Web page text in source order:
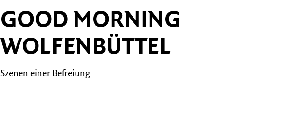
GOOD MORNING
WOLFENBÜTTEL
Szenen einer Befreiung